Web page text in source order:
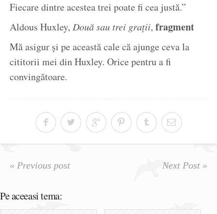
Fiecare dintre acestea trei poate fi cea justă.”
Aldous Huxley, Două sau trei grații, fragment
Mă asigur și pe această cale că ajunge ceva la
cititorii mei din Huxley. Orice pentru a fi
convingătoare.
« Previous post Next Post »
Pe aceeasi tema: